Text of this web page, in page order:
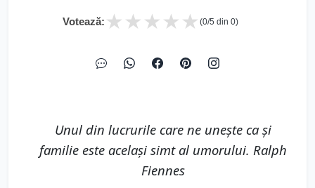
Votează: ★
★
★
★
★ (0/5 din 0)
Unul din lucrurile care ne uneşte ca şi
familie este acelaşi simt al umorului. Ralph
Fiennes